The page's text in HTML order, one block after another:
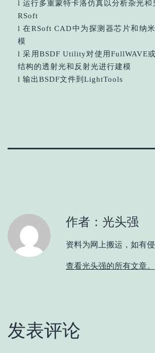
l 运行多重蒙特卡洛仿真以分析杂光和
RSoft
l 在RSoft CAD中为探测器芯片和纳
模
l 采用BSDF Utility对使用FullWAVE
结构的透射光和反射光进行建模
l 输出BSDF文件到LightTools
作者：光头强
资料为网上搬运，如有
查看光头强的所有文章。
发表评论